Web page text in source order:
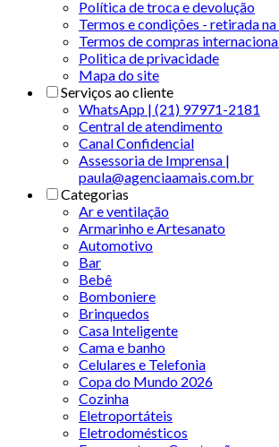
Política de troca e devolução
Termos e condições - retirada
Termos de compras
Politica de privacidade
Mapa do site
Serviços ao cliente
WhatsApp | (21) 97971-2181
Central de atendimento
Canal Confidencial
Assessoria de Imprensa |
paula@agenciaamais.com.br
Categorias
Ar e ventilação
Armarinho e Artesanato
Automotivo
Bar
Bebê
Bomboniere
Brinquedos
Casa Inteligente
Cama e banho
Celulares e Telefonia
Copa do Mundo 2026
Cozinha
Eletroportáteis
Eletrodomésticos